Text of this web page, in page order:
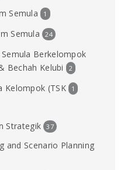
Semula 1
Semula 24
Berkelompok
Bechah Kelubi
2
Kelompok (TSK 1
Strategik 37
and Scenario Planning